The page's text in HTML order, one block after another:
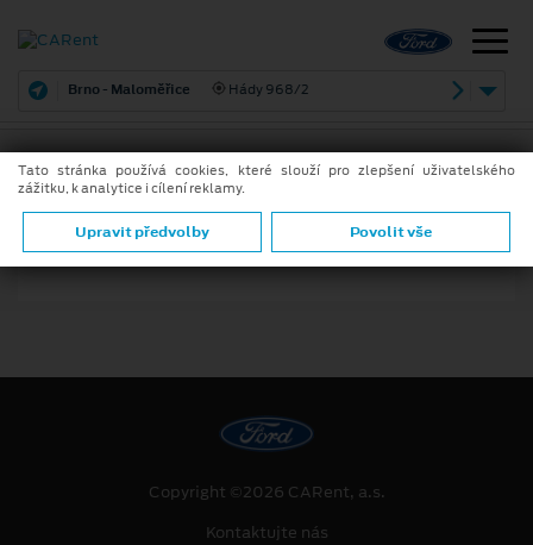
Brno - Maloměřice Hády 968/2
Copyright ©2026 CARent, a.s.
Kontaktujte nás
Tato stránka používá cookies, které slouží pro zlepšení uživatelského
zážitku, k analytice i cílení reklamy.
Upravit předvolby Povolit vše